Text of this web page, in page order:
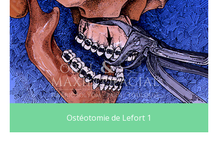
Ostéotomie de Lefort 1